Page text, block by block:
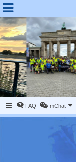
FAQ mChat